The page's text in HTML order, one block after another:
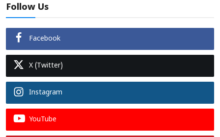
Follow Us
Facebook
X (Twitter)
Instagram
YouTube